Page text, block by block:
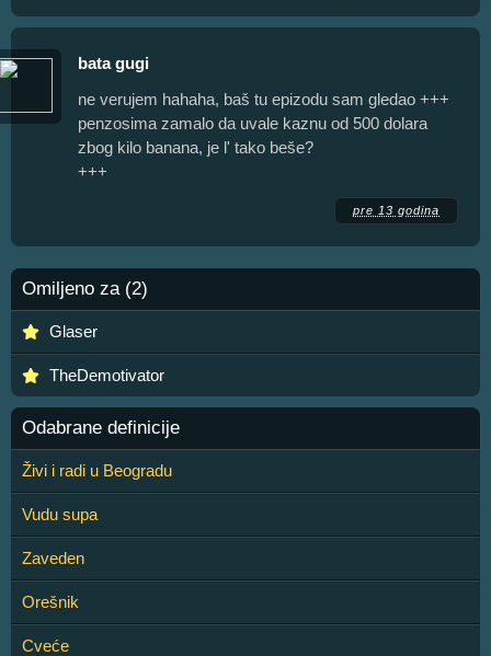
bata gugi
ne verujem hahaha, baš tu epizodu sam gledao +++
penzosima zamalo da uvale kaznu od 500 dolara
zbog kilo banana, je l' tako beše?
+++
pre 13 godina
Omiljeno za (2)
Glaser
TheDemotivator
Odabrane definicije
Živi i radi u Beogradu
Vudu supa
Zaveden
Orešnik
Cveće